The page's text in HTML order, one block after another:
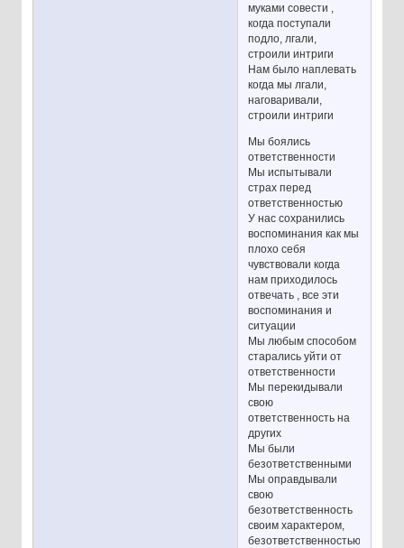
муками совести ,
когда поступали
подло, лгали,
строили интриги
Нам было наплевать
когда мы лгали,
наговаривали,
строили интриги
Мы боялись
ответственности
Мы испытывали
страх перед
ответственностью
У нас сохранились
воспоминания как мы
плохо себя
чувствовали когда
нам приходилось
отвечать , все эти
воспоминания и
ситуации
Мы любым способом
старались уйти от
ответственности
Мы перекидывали
свою
ответственность на
других
Мы были
безответственными
Мы оправдывали
свою
безответственность
своим характером,
безответственностью